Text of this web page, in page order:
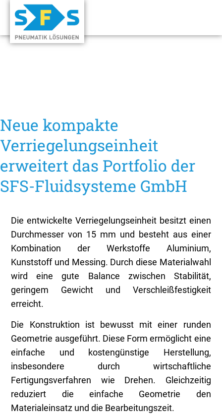
Neue kompakte
Verriegelungseinheit
erweitert das Portfolio der
SFS-Fluidsysteme GmbH
Die entwickelte Verriegelungseinheit besitzt einen
Durchmesser von 15 mm und besteht aus einer
Kombination der Werkstoffe Aluminium,
Kunststoff und Messing. Durch diese Materialwahl
wird eine gute Balance zwischen Stabilität,
geringem Gewicht und Verschleißfestigkeit
erreicht.
Die Konstruktion ist bewusst mit einer runden
Geometrie ausgeführt. Diese Form ermöglicht eine
einfache und kostengünstige Herstellung,
insbesondere durch wirtschaftliche
Fertigungsverfahren wie Drehen. Gleichzeitig
reduziert die einfache Geometrie den
Materialeinsatz und die Bearbeitungszeit.